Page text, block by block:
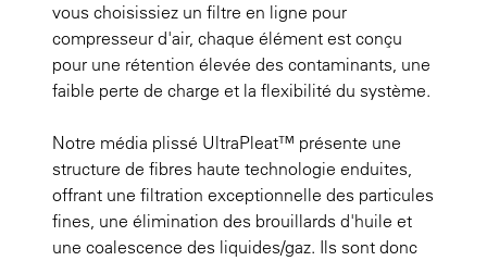
vous choisissiez un filtre en ligne pour
compresseur d'air, chaque élément est conçu
pour une rétention élevée des contaminants, une
faible perte de charge et la flexibilité du système.
Notre média plissé UltraPleat™ présente une
structure de fibres haute technologie enduites,
offrant une filtration exceptionnelle des particules
fines, une élimination des brouillards d'huile et
une coalescence des liquides/gaz. Ils sont donc